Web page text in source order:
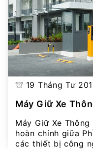
19 Tháng Tư
Máy Giữ Xe
Máy Giữ Xe
hoàn chỉnh giữa
các thiết bị công